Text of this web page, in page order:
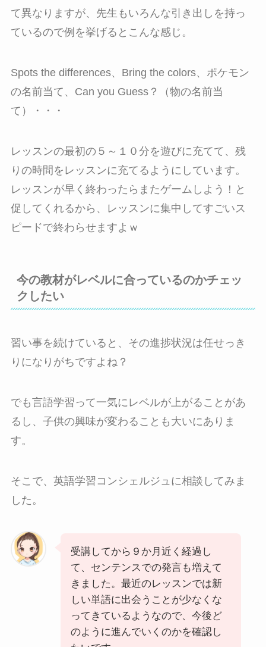
て異なりますが、先生もいろんな引き出しを持っ
ているので例を挙げるとこんな感じ。
Spots the differences、Bring the colors、ポケモン
の名前当て、Can you Guess？（物の名前当
て）・・・
レッスンの最初の５～１０分を遊びに充てて、残
りの時間をレッスンに充てるようにしています。
レッスンが早く終わったらまたゲームしよう！と
促してくれるから、レッスンに集中してすごいス
ピードで終わらせますよｗ
今の教材がレベルに合っているのかチェッ
クしたい
習い事を続けていると、その進捗状況は任せっき
りになりがちですよね？
でも言語学習って一気にレベルが上がることがあ
るし、子供の興味が変わることも大いにありま
す。
そこで、英語学習コンシェルジュに相談してみま
した。
受講してから９か月近く経過し
て、センテンスでの発言も増えて
きました。最近のレッスンでは新
しい単語に出会うことが少なくな
ってきているようなので、今後ど
のように進んでいくのかを確認し